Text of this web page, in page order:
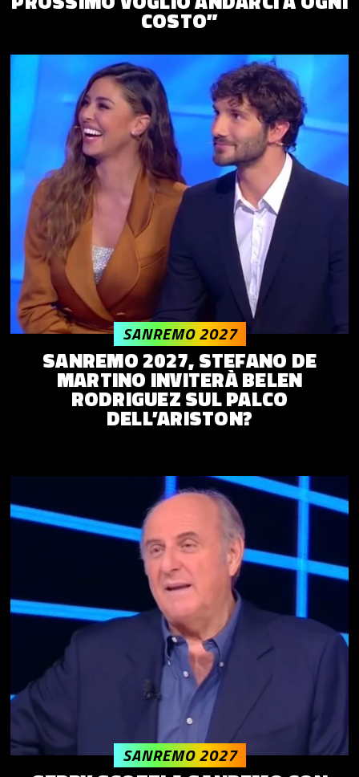
COSTO”
SANREMO 2027, STEFANO DE
MARTINO INVITERÀ BELEN
RODRIGUEZ SUL PALCO
DELL’ARISTON?
SANREMO 2027
SANREMO 2027